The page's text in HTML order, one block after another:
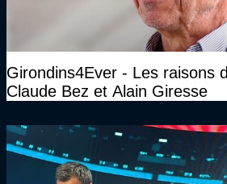
Girondins4Ever - Les raisons
Claude Bez et Alain Giresse